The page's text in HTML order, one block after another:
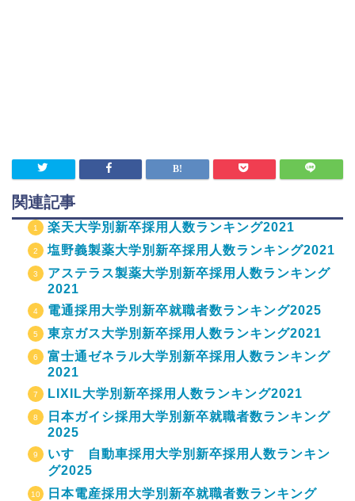
関連記事
楽天大学別新卒採用人数ランキング2021
塩野義製薬大学別新卒採用人数ランキング2021
アステラス製薬大学別新卒採用人数ランキング
2021
電通採用大学別新卒就職者数ランキング2025
東京ガス大学別新卒採用人数ランキング2021
富士通ゼネラル大学別新卒採用人数ランキング
2021
LIXIL大学別新卒採用人数ランキング2021
日本ガイシ採用大学別新卒就職者数ランキング
2025
いすゞ自動車採用大学別新卒採用人数ランキン
グ2025
日本電産採用大学別新卒就職者数ランキング